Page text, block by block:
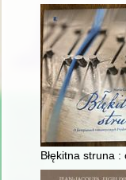
Błękitna struna